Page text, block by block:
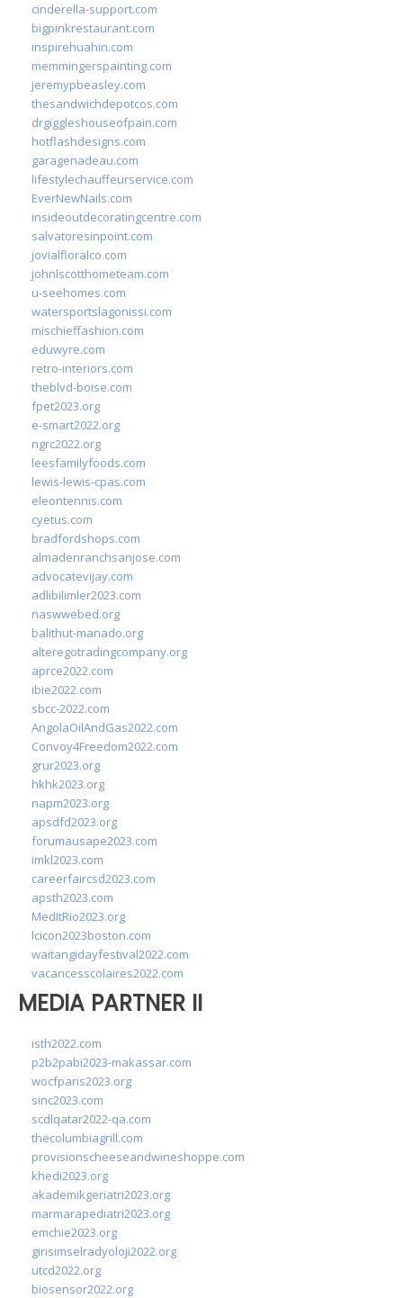
cinderella-support.com
bigpinkrestaurant.com
inspirehuahin.com
memmingerspainting.com
jeremypbeasley.com
thesandwichdepotcos.com
drgiggleshouseofpain.com
hotflashdesigns.com
garagenadeau.com
lifestylechauffeurservice.com
EverNewNails.com
insideoutdecoratingcentre.com
salvatoresinpoint.com
jovialfloralco.com
johnlscotthometeam.com
u-seehomes.com
watersportslagonissi.com
mischieffashion.com
eduwyre.com
retro-interiors.com
theblvd-boise.com
fpet2023.org
e-smart2022.org
ngrc2022.org
leesfamilyfoods.com
lewis-lewis-cpas.com
eleontennis.com
cyetus.com
bradfordshops.com
almadenranchsanjose.com
advocatevijay.com
adlibilimler2023.com
naswwebed.org
balithut-manado.org
alteregotradingcompany.org
aprce2022.com
ibie2022.com
sbcc-2022.com
AngolaOilAndGas2022.com
Convoy4Freedom2022.com
grur2023.org
hkhk2023.org
napm2023.org
apsdfd2023.org
forumausape2023.com
imkl2023.com
careerfaircsd2023.com
apsth2023.com
MedItRio2023.org
lcicon2023boston.com
waitangidayfestival2022.com
vacancesscolaires2022.com
MEDIA PARTNER II
isth2022.com
p2b2pabi2023-makassar.com
wocfparis2023.org
sinc2023.com
scdlqatar2022-qa.com
thecolumbiagrill.com
provisionscheeseandwineshoppe.com
khedi2023.org
akademikgeriatri2023.org
marmarapediatri2023.org
emchie2023.org
girisimselradyoloji2022.org
utcd2022.org
biosensor2022.org